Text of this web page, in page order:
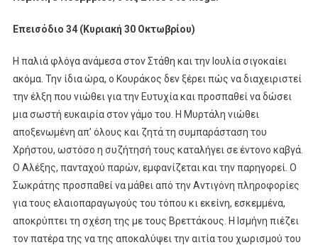
Φως
Επεισόδιο 34 (Κυριακή 30 Οκτωβρίου)
Η παλιά φλόγα ανάμεσα στον Στάθη και την Ιουλία σιγοκαίει
ακόμα. Την ίδια ώρα, ο Κουράκος δεν ξέρει πώς να διαχειριστεί
την έλξη που νιώθει για την Ευτυχία και προσπαθεί να δώσει
μια σωστή ευκαιρία στον γάμο του. Η Μυρτάλη νιώθει
αποξενωμένη απ’ όλους και ζητά τη συμπαράσταση του
Χρήστου, ωστόσο η συζήτησή τους καταλήγει σε έντονο καβγά.
Ο Αλέξης, πανταχού παρών, εμφανίζεται και την παρηγορεί. Ο
Σωκράτης προσπαθεί να μάθει από την Αντιγόνη πληροφορίες
για τους ελαιοπαραγωγούς του τόπου κι εκείνη, εσκεμμένα,
αποκρύπτει τη σχέση της με τους Βρεττάκους. Η Ισμήνη πιέζει
τον πατέρα της να της αποκαλύψει την αιτία του χωρισμού του